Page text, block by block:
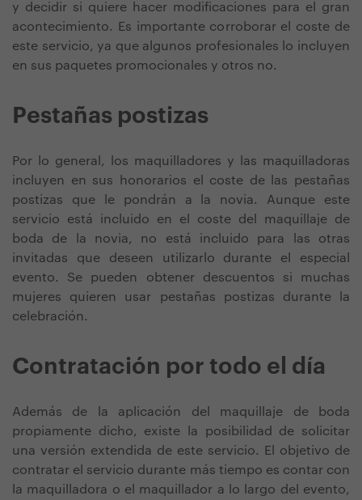
y decidir si quiere hacer modificaciones para el gran
acontecimiento. Es importante corroborar el coste de
este servicio, ya que algunos profesionales lo incluyen
en sus paquetes promocionales y otros no.
Pestañas postizas
Por lo general, los maquilladores y las maquilladoras
incluyen en sus honorarios el coste de las pestañas
postizas que le pondrán a la novia. Aunque este
servicio está incluido en el coste del maquillaje de
boda de la novia, no está incluido para las otras
invitadas que deseen utilizarlo durante el especial
evento. Se pueden obtener descuentos si muchas
mujeres quieren usar pestañas postizas durante la
celebración.
Contratación por todo el día
Además de la aplicación del maquillaje de boda
propiamente dicho, existe la posibilidad de solicitar
una versión extendida de este servicio. El objetivo de
contratar el servicio durante más tiempo es contar con
la maquilladora o el maquillador a lo largo del evento,